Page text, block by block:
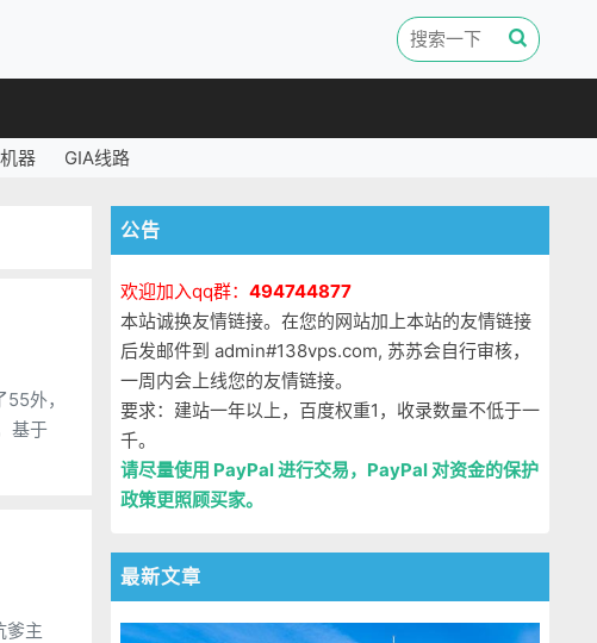
器 GIA线路
外，
爹主
公告
欢迎加入qq群： 494744877
本站诚换友情链接。在您的网站加上本站的友情链接
后发邮件到 admin#138vps.com, 苏苏会自行审核，
一周内会上线您的友情链接。
要求：建站一年以上，百度权重1，收录数量不低于一
千。
请尽量使用 PayPal 进行交易，PayPal 对资金的保护
政策更照顾买家。
最新文章